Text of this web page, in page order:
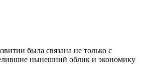
была связана не только с
нынешний облик и экономику